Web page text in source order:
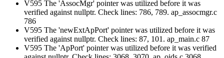
V595 The 'AssocMgr' pointer was utilized before it was
verified against nullptr. Check lines: 786, 789. ap_assocmgr.c
786
V595 The 'newExtApPort' pointer was utilized before it was
verified against nullptr. Check lines: 87, 101. ap_main.c 87
V595 The 'ApPort' pointer was utilized before it was verified